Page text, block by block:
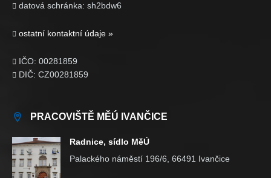
 datová schránka: sh2bdw6
 ostatní kontaktní údaje »
 IČO: 00281859
 DIČ: CZ00281859
PRACOVIŠTĚ MĚÚ IVANČICE
Radnice, sídlo MěÚ
Palackého náměstí 196/6, 66491 Ivančice